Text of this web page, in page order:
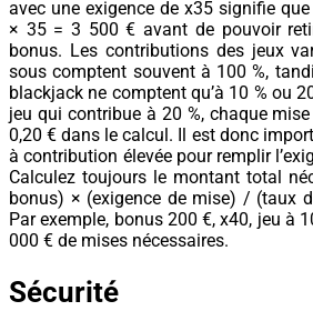
avec une exigence de x35 signifie
× 35 = 3 500 € avant de pouvoir
bonus. Les contributions des jeux
sous comptent souvent à 100 %,
blackjack ne comptent qu’à 10 % ou
jeu qui contribue à 20 %, chaque
0,20 € dans le calcul. Il est donc
à contribution élevée pour remplir
Calculez toujours le montant total
bonus) × (exigence de mise) / (taux
Par exemple, bonus 200 €, x40, jeu à
000 € de mises nécessaires.
Sécurité